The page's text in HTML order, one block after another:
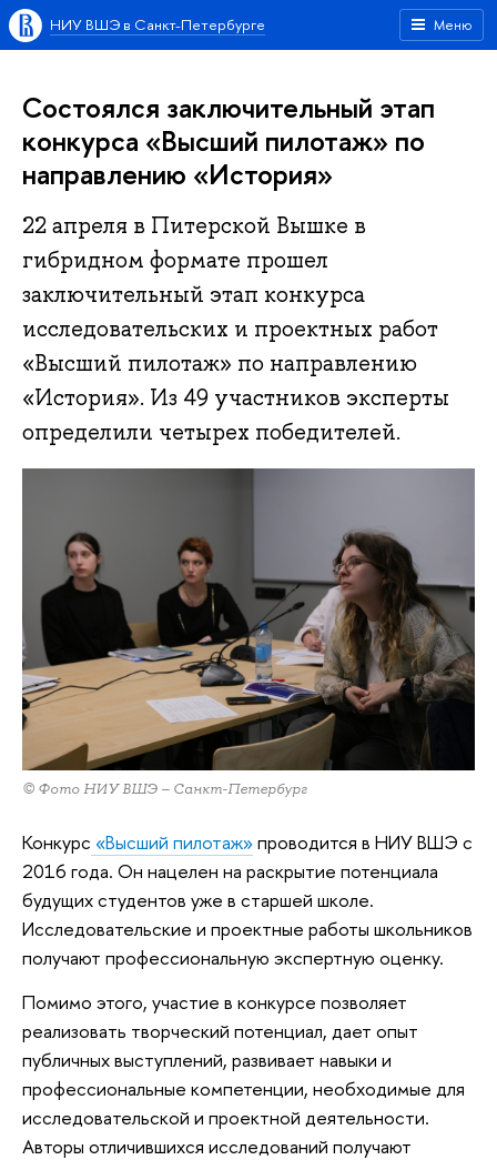
Меню
НИУ ВШЭ в Санкт-Петербурге
Состоялся заключительный этап
конкурса «Высший пилотаж» по
направлению «История»
22 апреля в Питерской Вышке в
гибридном формате прошел
заключительный этап конкурса
исследовательских и проектных работ
«Высший пилотаж» по направлению
«История». Из 49 участников эксперты
определили четырех победителей.
© Фото НИУ ВШЭ – Санкт-Петербург
Конкурс «Высший пилотаж»проводится в НИУ ВШЭ с
2016 года. Он нацелен на раскрытие потенциала
будущих студентов уже в старшей школе.
Исследовательские и проектные работы школьников
получают профессиональную экспертную оценку.
Помимо этого, участие в конкурсе позволяет
реализовать творческий потенциал, дает опыт
публичных выступлений, развивает навыки и
профессиональные компетенции, необходимые для
исследовательской и проектной деятельности.
Авторы отличившихся исследований получают